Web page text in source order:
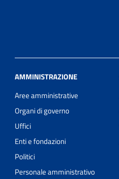
AMMINISTRAZIONE
Aree amministrative
Organi di governo
Uffici
Enti e fondazioni
Politici
Personale amministrativo